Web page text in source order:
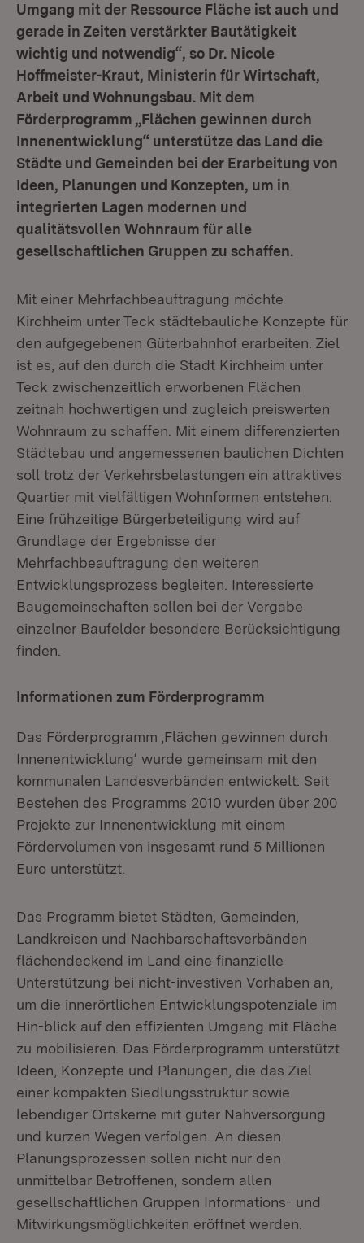
Umgang mit der Ressource Fläche ist auch und
gerade in Zeiten verstärkter Bautätigkeit
wichtig und notwendig“, so Dr. Nicole
Hoffmeister-Kraut, Ministerin für Wirtschaft,
Arbeit und Wohnungsbau. Mit dem
Förderprogramm „Flächen gewinnen durch
Innenentwicklung“ unterstütze das Land die
Städte und Gemeinden bei der Erarbeitung von
Ideen, Planungen und Konzepten, um in
integrierten Lagen modernen und
qualitätsvollen Wohnraum für alle
gesellschaftlichen Gruppen zu schaffen.
Mit einer Mehrfachbeauftragung möchte
Kirchheim unter Teck städtebauliche Konzepte für
den aufgegebenen Güterbahnhof erarbeiten. Ziel
ist es, auf den durch die Stadt Kirchheim unter
Teck zwischenzeitlich erworbenen Flächen
zeitnah hochwertigen und zugleich preiswerten
Wohnraum zu schaffen. Mit einem differenzierten
Städtebau und angemessenen baulichen Dichten
soll trotz der Verkehrsbelastungen ein attraktives
Quartier mit vielfältigen Wohnformen entstehen.
Eine frühzeitige Bürgerbeteiligung wird auf
Grundlage der Ergebnisse der
Mehrfachbeauftragung den weiteren
Entwicklungsprozess begleiten. Interessierte
Baugemeinschaften sollen bei der Vergabe
einzelner Baufelder besondere Berücksichtigung
finden.
Informationen zum Förderprogramm
Das Förderprogramm ‚Flächen gewinnen durch
Innenentwicklung‘ wurde gemeinsam mit den
kommunalen Landesverbänden entwickelt. Seit
Bestehen des Programms 2010 wurden über 200
Projekte zur Innenentwicklung mit einem
Fördervolumen von insgesamt rund 5 Millionen
Euro unterstützt.
Das Programm bietet Städten, Gemeinden,
Landkreisen und Nachbarschaftsverbänden
flächendeckend im Land eine finanzielle
Unterstützung bei nicht-investiven Vorhaben an,
um die innerörtlichen Entwicklungspotenziale im
Hin-blick auf den effizienten Umgang mit Fläche
zu mobilisieren. Das Förderprogramm unterstützt
Ideen, Konzepte und Planungen, die das Ziel
einer kompakten Siedlungsstruktur sowie
lebendiger Ortskerne mit guter Nahversorgung
und kurzen Wegen verfolgen. An diesen
Planungsprozessen sollen nicht nur den
unmittelbar Betroffenen, sondern allen
gesellschaftlichen Gruppen Informations- und
Mitwirkungsmöglichkeiten eröffnet werden.